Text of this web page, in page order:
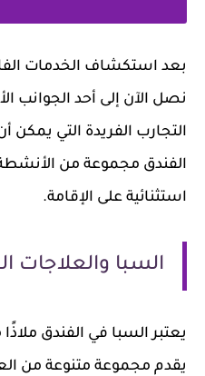
بعد استكشاف الخدمات
نصل الآن إلى أحد الجوانب
التجارب الفريدة التي يمكن
الفندق مجموعة من
استثنائية على الإقامة.
السبا والعلاجات
يعتبر السبا في الفندق ملاذًا
يقدم مجموعة متنوعة من